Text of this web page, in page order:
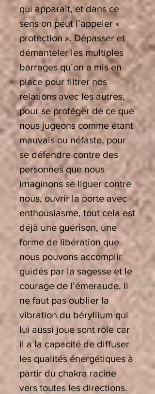
qui apparaît, et dans ce
sens on peut l’appeler «
protection ». Dépasser et
démanteler les multiples
barrages qu’on a mis en
place pour filtrer nos
relations avec les autres,
pour se protéger de ce que
nous jugeons comme étant
mauvais ou néfaste, pour
se défendre contre des
personnes que nous
imaginons se liguer contre
nous, ouvrir la porte avec
enthousiasme, tout cela est
déjà une guérison, une
forme de libération que
nous pouvons accomplir
guidés par la sagesse et le
courage de l’émeraude. Il
ne faut pas oublier la
vibration du béryllium qui
lui aussi joue sont rôle car
il a la capacité de diffuser
les qualités énergétiques à
partir du chakra racine
vers toutes les directions.